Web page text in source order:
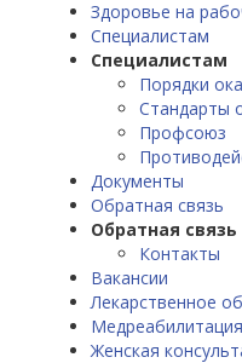
Здоровье на
Специалистам
Специалистам
Порядки
Стандарты
Профсоюз
Документы
Обратная связь
Обратная связь
Контакты
Вакансии
Лекарственное
Медреабилитация
Женская